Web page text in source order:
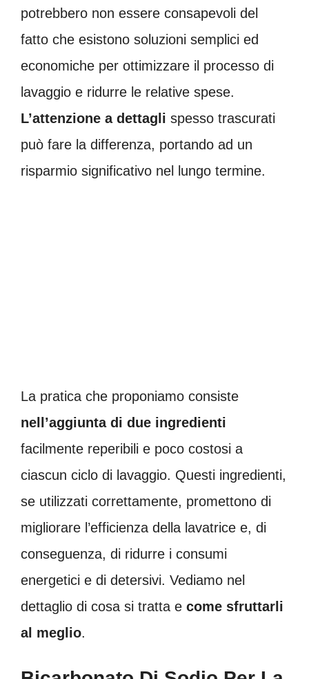
potrebbero non essere consapevoli del
fatto che esistono soluzioni semplici ed
economiche per ottimizzare il processo di
lavaggio e ridurre le relative spese.
L’attenzione a dettagli spesso trascurati
può fare la differenza, portando ad un
risparmio significativo nel lungo termine.
La pratica che proponiamo consiste
nell’aggiunta di due ingredienti
facilmente reperibili e poco costosi a
ciascun ciclo di lavaggio. Questi ingredienti,
se utilizzati correttamente, promettono di
migliorare l’efficienza della lavatrice e, di
conseguenza, di ridurre i consumi
energetici e di detersivi. Vediamo nel
dettaglio di cosa si tratta e come sfruttarli
al meglio.